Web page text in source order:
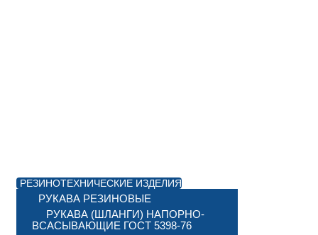
РЕЗИНОТЕХНИЧЕСКИЕ ИЗДЕЛИЯ
РУКАВА РЕЗИНОВЫЕ
РУКАВА (ШЛАНГИ) НАПОРНО-
ВСАСЫВАЮЩИЕ ГОСТ 5398-76